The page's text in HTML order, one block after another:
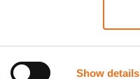
Show details